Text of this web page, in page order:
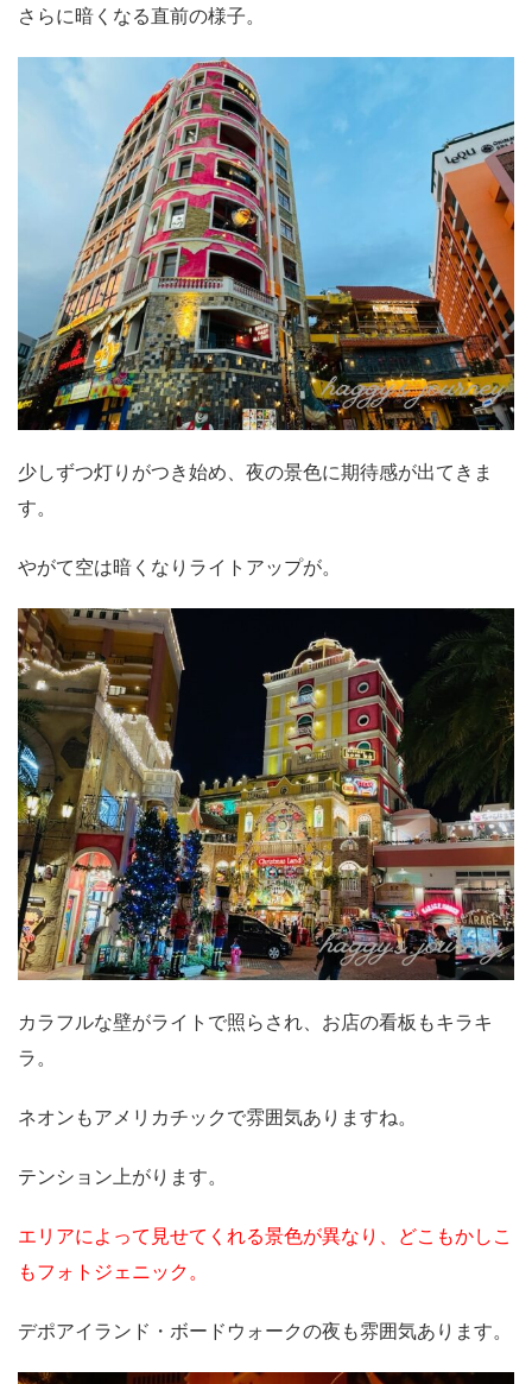
さらに暗くなる直前の様子。
少しずつ灯りがつき始め、夜の景色に期待感が出てきま
す。
やがて空は暗くなりライトアップが。
カラフルな壁がライトで照らされ、お店の看板もキラキ
ラ。
ネオンもアメリカチックで雰囲気ありますね。
テンション上がります。
エリアによって見せてくれる景色が異なり、どこもかしこ
もフォトジェニック。
デポアイランド・ボードウォークの夜も雰囲気あります。